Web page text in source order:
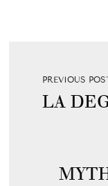
PREVIOUS
LA